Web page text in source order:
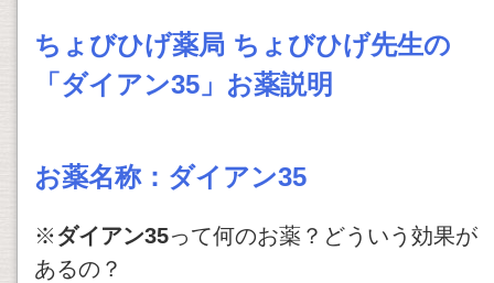
ちょびひげ薬局 ちょびひげ先生の
「ダイアン35」お薬説明
お薬名称： ダイアン35
※ ダイアン35って何のお薬？どういう効果が
あるの？